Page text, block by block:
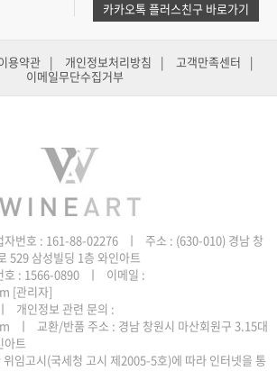
카카오톡 플러스친구 바로가기
용약관 | 개인정보처리방침 | 고객만족센터
|
이메일무단수집거부
529 삼성빌딩 1층 와인아트
[관리자]
아트